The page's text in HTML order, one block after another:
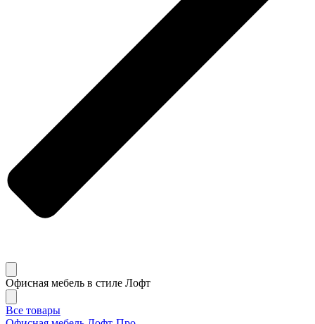
Офисная мебель в стиле Лофт
Все товары